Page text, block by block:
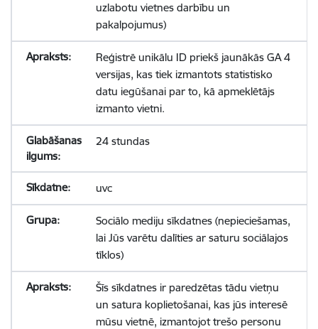
uzlabotu vietnes darbību un
pakalpojumus)
Reģistrē unikālu ID priekš jaunākās GA 4
versijas, kas tiek izmantots statistisko
datu iegūšanai par to, kā apmeklētājs
izmanto vietni.
24 stundas
uvc
Sociālo mediju sīkdatnes (nepieciešamas,
lai Jūs varētu dalīties ar saturu sociālajos
tīklos)
Šīs sīkdatnes ir paredzētas tādu vietņu
un satura koplietošanai, kas jūs interesē
mūsu vietnē, izmantojot trešo personu